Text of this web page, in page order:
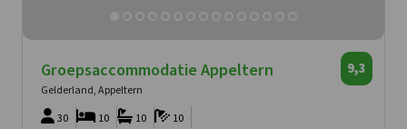
Groepsaccommodatie Appeltern
Gelderland, Appeltern
9,3
30 10 10
10